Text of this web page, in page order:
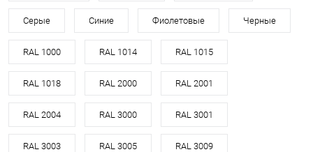
Серые Синие Фиолетовые Черные
RAL 1000 RAL 1014 RAL 1015
RAL 1018 RAL 2000 RAL 2001
RAL 2004 RAL 3000 RAL 3001
RAL 3003 RAL 3005 RAL 3009